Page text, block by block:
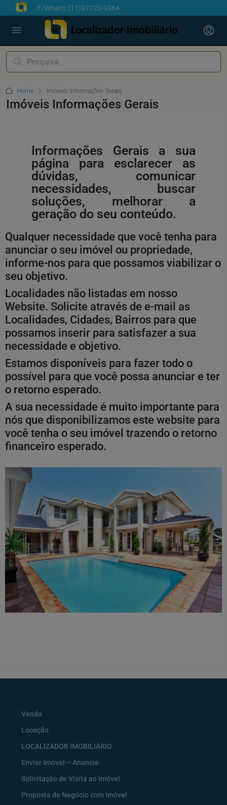
F/Whats: (11)97120-9364
Home Imóveis Informações Gerais
Imóveis Informações Gerais
Informações Gerais a sua
página para esclarecer as
dúvidas, comunicar
necessidades, buscar
soluções, melhorar a
geração do seu conteúdo.
Qualquer necessidade que você tenha para
anunciar o seu imóvel ou propriedade,
informe-nos para que possamos viabilizar o
seu objetivo.
Localidades não listadas em nosso
Website. Solicite através de e-mail as
Localidades, Cidades, Bairros para que
possamos inserir para satisfazer a sua
necessidade e objetivo.
Estamos disponíveis para fazer todo o
possível para que você possa anunciar e ter
o retorno esperado.
A sua necessidade é muito importante para
nós que disponibilizamos este website para
você tenha o seu imóvel trazendo o retorno
financeiro esperado.
Venda
Locação
LOCALIZADOR IMOBILIÁRIO
Enviar Imóvel – Anuncie
Solicitação de Visita ao Imóvel
Proposta de Negócio com Imóvel